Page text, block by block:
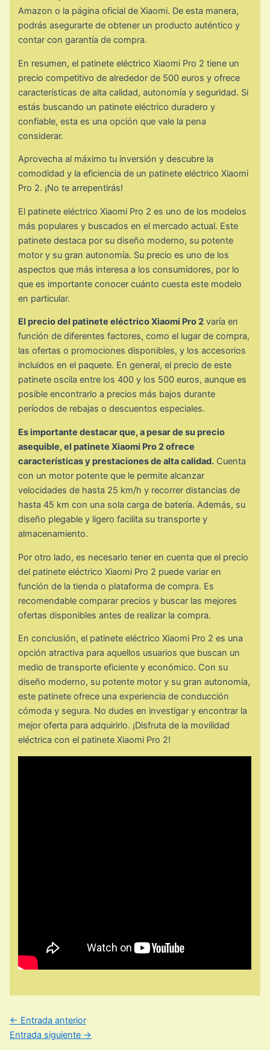
Amazon o la página oficial de Xiaomi. De esta manera,
podrás asegurarte de obtener un producto auténtico y
contar con garantía de compra.
En resumen, el patinete eléctrico Xiaomi Pro 2 tiene un
precio competitivo de alrededor de 500 euros y ofrece
características de alta calidad, autonomía y seguridad. Si
estás buscando un patinete eléctrico duradero y
confiable, esta es una opción que vale la pena
considerar.
Aprovecha al máximo tu inversión y descubre la
comodidad y la eficiencia de un patinete eléctrico Xiaomi
Pro 2. ¡No te arrepentirás!
El patinete eléctrico Xiaomi Pro 2 es uno de los modelos
más populares y buscados en el mercado actual. Este
patinete destaca por su diseño moderno, su potente
motor y su gran autonomía. Su precio es uno de los
aspectos que más interesa a los consumidores, por lo
que es importante conocer cuánto cuesta este modelo
en particular.
El precio del patinete eléctrico Xiaomi Pro 2 varía en
función de diferentes factores, como el lugar de compra,
las ofertas o promociones disponibles, y los accesorios
incluidos en el paquete. En general, el precio de este
patinete oscila entre los 400 y los 500 euros, aunque es
posible encontrarlo a precios más bajos durante
períodos de rebajas o descuentos especiales.
Es importante destacar que, a pesar de su precio
asequible, el patinete Xiaomi Pro 2 ofrece
características y prestaciones de alta calidad. Cuenta
con un motor potente que le permite alcanzar
velocidades de hasta 25 km/h y recorrer distancias de
hasta 45 km con una sola carga de batería. Además, su
diseño plegable y ligero facilita su transporte y
almacenamiento.
Por otro lado, es necesario tener en cuenta que el precio
del patinete eléctrico Xiaomi Pro 2 puede variar en
función de la tienda o plataforma de compra. Es
recomendable comparar precios y buscar las mejores
ofertas disponibles antes de realizar la compra.
En conclusión, el patinete eléctrico Xiaomi Pro 2 es una
opción atractiva para aquellos usuarios que buscan un
medio de transporte eficiente y económico. Con su
diseño moderno, su potente motor y su gran autonomía,
este patinete ofrece una experiencia de conducción
cómoda y segura. No dudes en investigar y encontrar la
mejor oferta para adquirirlo. ¡Disfruta de la movilidad
eléctrica con el patinete Xiaomi Pro 2!
← Entrada anterior
Entrada siguiente →